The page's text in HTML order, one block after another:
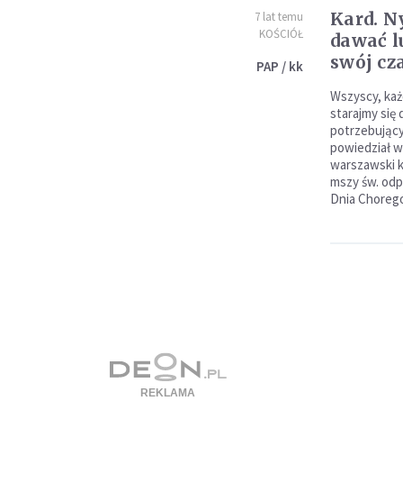
7 lat temu
KOŚCIÓŁ
PAP / kk
Kard.
dawać
swój
Wszyscy,
starajmy się
powiedział
warszawski
mszy św.
Dnia